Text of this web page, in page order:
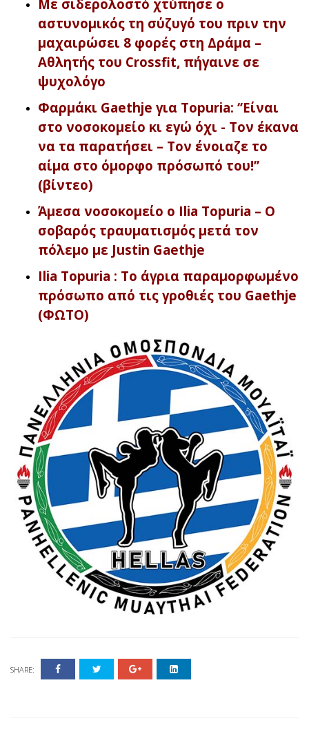
Με σιδερολοστό χτύπησε ο
αστυνομικός τη σύζυγό του πριν την
μαχαιρώσει 8 φορές στη Δράμα –
Αθλητής του Crossfit, πήγαινε σε
ψυχολόγο
Φαρμάκι Gaethje για Topuria: ‘’Είναι
στο νοσοκομείο κι εγώ όχι - Τον έκανα
να τα παρατήσει – Τον ένοιαζε το
αίμα στο όμορφο πρόσωπό του!’’
(βίντεο)
Άμεσα νοσοκομείο ο Ilia Topuria – Ο
σοβαρός τραυματισμός μετά τον
πόλεμο με Justin Gaethje
Ilia Topuria : Το άγρια παραμορφωμένο
πρόσωπο από τις γροθιές του Gaethje
(ΦΩΤΟ)
SHARE: